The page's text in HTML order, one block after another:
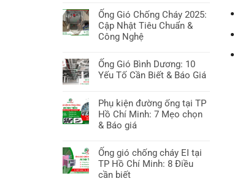
có
bình
luận
Ống
gió
Minh
10
Giải
Pháp
Gió
Chuyên
Sâu
Ống Gió Chống Cháy 2025:
Cập Nhật Tiêu Chuẩn &
Công Nghệ
có
bình
Ống
Gió
Chống
2025:
Cập
Nhật
Ống Gió Bình Dương: 10
Yếu Tố Cần Biết & Báo Giá
có
bình
luận
Ống
Gió
Bình
Dương:
Phụ kiện đường ống tại TP
Hồ Chí Minh: 7 Mẹo chọn
& Báo giá
có
bình
luận
Ống gió chống cháy EI tại
TP Hồ Chí Minh: 8 Điều
cần biết